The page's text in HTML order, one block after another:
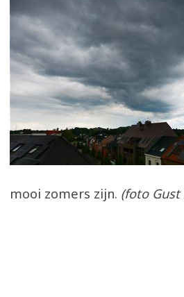
mooi zomers zijn. (foto Gust